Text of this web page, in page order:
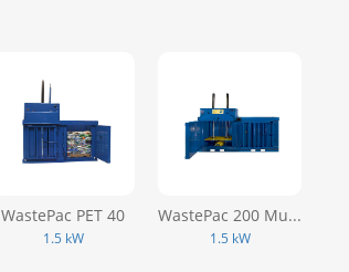
WastePac PET 40
1.5 kW
WastePac 200 Mu...
1.5 kW